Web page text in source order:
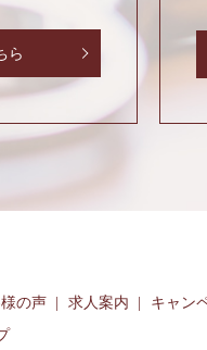
ら
の声 求人案内
キャン